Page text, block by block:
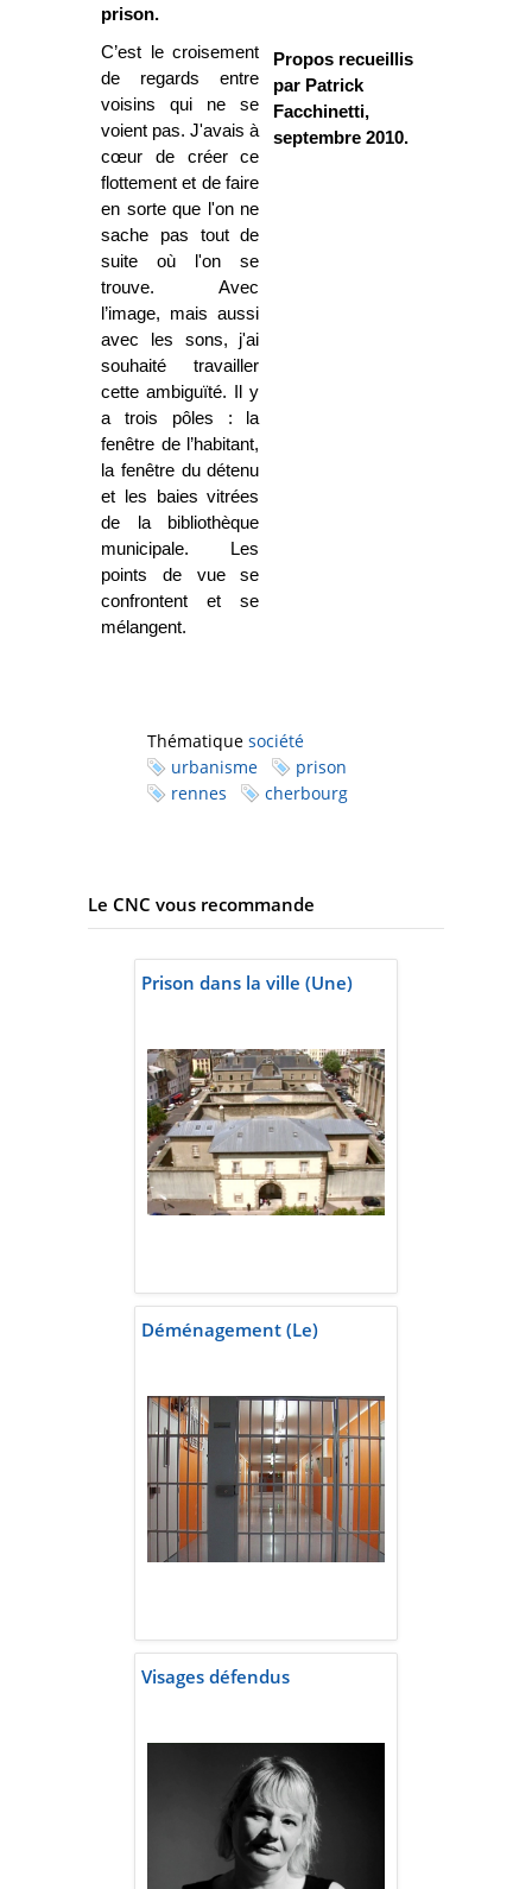
prison.
C’est le croisement
de regards entre
voisins qui ne se
voient pas. J'avais à
cœur de créer ce
flottement et de faire
en sorte que l'on ne
sache pas tout de
suite où l'on se
trouve. Avec
l’image, mais aussi
avec les sons, j'ai
souhaité travailler
cette ambiguïté. Il y
a trois pôles : la
fenêtre de l’habitant,
la fenêtre du détenu
et les baies vitrées
de la bibliothèque
municipale. Les
points de vue se
confrontent et se
mélangent.
Propos recueillis
par Patrick
Facchinetti,
septembre 2010.
Thématique société
urbanisme
prison
rennes
cherbourg
Le CNC vous recommande
Prison dans la ville (Une)
Déménagement (Le)
Visages défendus